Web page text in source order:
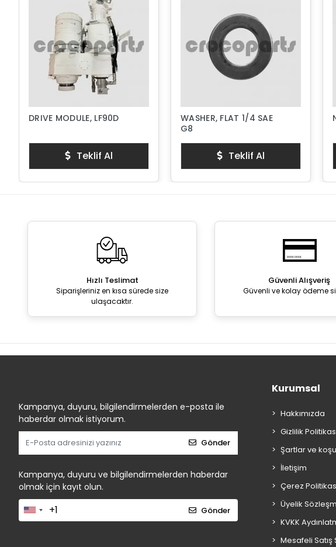
DRIVE MODULE, LF90D
Teklif Al
WASHER, FLAT 1/4 SAE
G8
Teklif Al
Hızlı Teslimat
Siparişleriniz en kısa sürede size
ulaşacaktır.
Güvenli Alışveriş
Güvenli ve kolay ödeme
Kampanya, duyuru, bilgilendirmelerden e-posta ile
haberdar olmak istiyorum.
Gönder
Kampanya, duyuru ve bilgilendirmelerden haberdar
olmak için kayıt olun.
Gönder
Kurumsal
Hakkımızda
Gizlilik
Şartlar ve
İletişim
Çerez
Üyelik
KVKK
Mesafeli